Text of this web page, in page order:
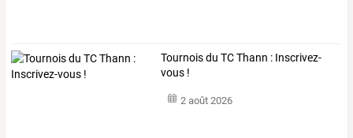
Tournois du TC Thann : Inscrivez-
vous !
2 août 2026